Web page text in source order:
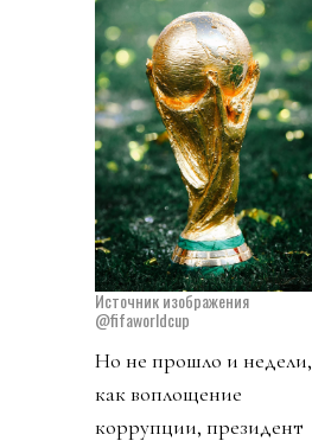
Источник изображения
@fifaworldcup
Но не прошло и недели,
как воплощение
коррупции, президент